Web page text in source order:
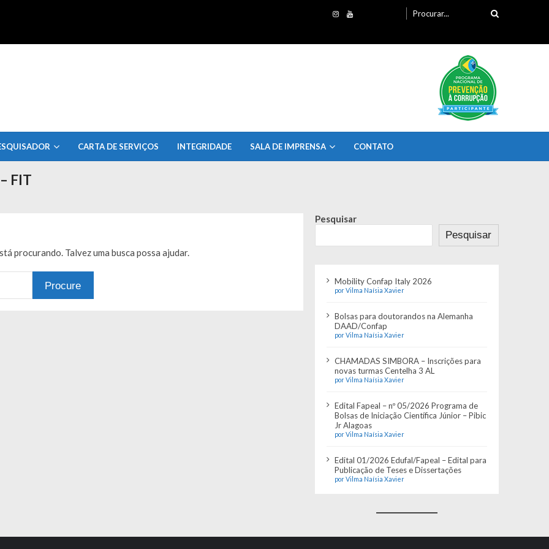
por:
CARTA DE SERVIÇOS INTEGRIDADE SALA DE IMPRENSA CONTATO
FIT
procurando. Talvez uma busca possa ajudar.
Pesquisar
Pesquisar
Mobility Confap Italy 2026
por Vilma Naísia Xavier
Bolsas para doutorandos na Alemanha
DAAD/Confap
por Vilma Naísia Xavier
CHAMADAS SIMBORA – Inscrições para
novas turmas Centelha 3 AL
por Vilma Naísia Xavier
Edital Fapeal – nº 05/2026 Programa de
Bolsas de Iniciação Científica Júnior – Pibic
Jr Alagoas
por Vilma Naísia Xavier
Edital 01/2026 Edufal/Fapeal – Edital para
Publicação de Teses e Dissertações
por Vilma Naísia Xavier